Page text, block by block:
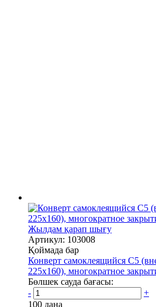
Жылдам қарап шығу
Артикул: 103008
Қоймада бар
Конверт самоклеящийся С5
225х160), многократное
Бөлшек сауда бағасы:
-
+
100 дана